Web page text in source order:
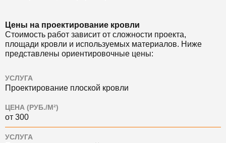
Цены на проектирование кровли
Стоимость работ зависит от сложности проекта,
площади кровли и используемых материалов. Ниже
представлены ориентировочные цены:
УСЛУГА
Проектирование плоской кровли
ЦЕНА (РУБ./М²)
от 300
УСЛУГА